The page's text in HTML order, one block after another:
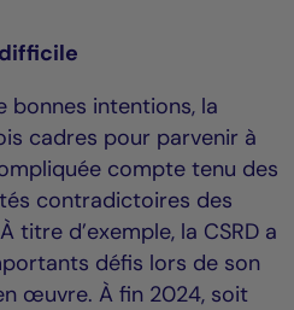
bonnes intentions, la
cadres pour parvenir à
compte tenu des
contradictoires des
titre d’exemple, la CSRD a
défis lors de son
œuvre. À fin 2024, soit